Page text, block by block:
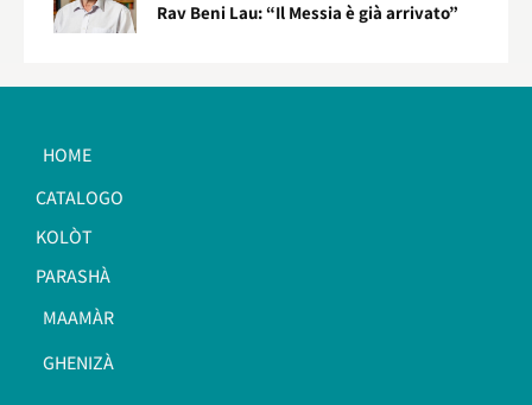
Rav Beni Lau: “Il Messia è già arrivato”
HOME
CATALOGO
KOLÒT
PARASHÀ
MAAMÀR
GHENIZÀ